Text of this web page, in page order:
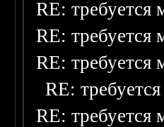
RE: требуется
RE: требуется
RE: требуется
RE:
RE: требуется